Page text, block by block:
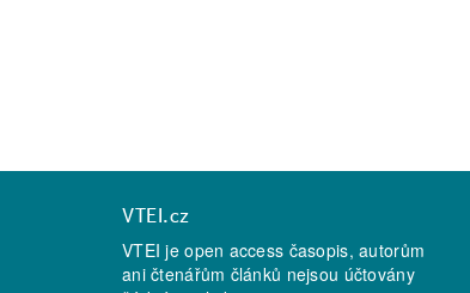
VTEI.cz
VTEI je open access časopis, autorům
ani čtenářům článků nejsou účtovány